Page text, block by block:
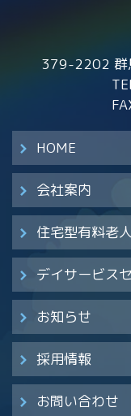
379-2202 群
HOME
会社案内
住宅型有料老
デイサービス
お知らせ
採用情報
お問い合わせ